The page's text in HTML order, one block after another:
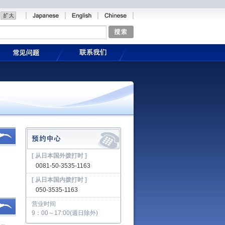
[ 从日本国外拨打时 ]
0081-50-3535-1163
[ 从日本国内拨打时 ]
050-3535-1163
营业时间
9：00～17:00(週日除外)